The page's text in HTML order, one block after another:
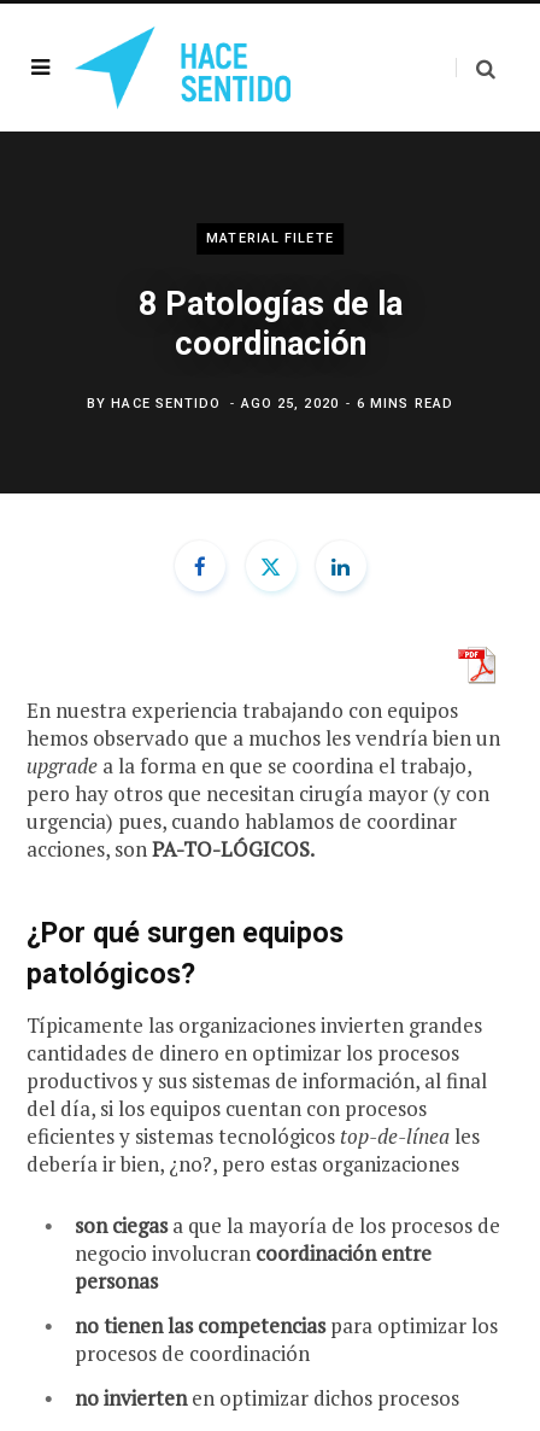
MATERIAL FILETE
8 Patologías de la
coordinación
BYHACE SENTIDO AGO 25, 2020 6 MINS READ
En nuestra experiencia trabajando con equipos
hemos observado que a muchos les vendría bien un
upgrade a la forma en que se coordina el trabajo,
pero hay otros que necesitan cirugía mayor (y con
urgencia) pues, cuando hablamos de coordinar
acciones, sonPA-TO-LÓGICOS.
¿Por qué surgen equipos
patológicos?
Típicamente las organizaciones invierten grandes
cantidades de dinero en optimizar los procesos
productivos y sus sistemas de información, al final
del día, si los equipos cuentan con procesos
eficientes y sistemas tecnológicos top-de-línea les
debería ir bien, ¿no?, pero estas organizaciones
son ciegasa que la mayoría de los procesos de
negocio involucran coordinación entre
personas
no tienen las competenciaspara optimizar los
procesos de coordinación
no inviertenen optimizar dichos procesos